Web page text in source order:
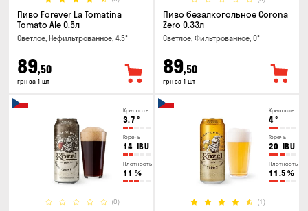
Пиво Forever La Tomatina
Tomato Ale 0.5л
Светлое, Нефильтрованное, 4.5°
89,50
грн за 1 шт
Пиво безалкогольное Corona
Zero 0.33л
Светлое, Фильтрованное, 0°
89,50
грн за 1 шт
Крепость
3.7 °
Горечь
14 IBU
Плотность
11 %
(0)
Крепость
4°
Горечь
20 IBU
Плотность
11.5 %
(1)